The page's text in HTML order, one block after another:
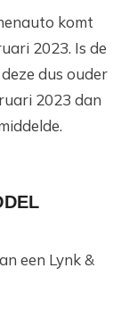
komt
2023. Is de
dus ouder
2023 dan
een Lynk &